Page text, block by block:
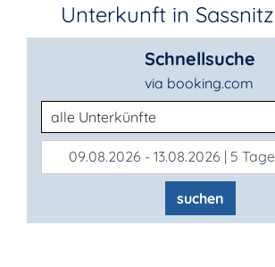
Unterkunft in Sassnitz
Schnellsuche
via booking.com
Unterkunftsart
09.08.2026 - 13.08.2026 | 5 Tage
suchen